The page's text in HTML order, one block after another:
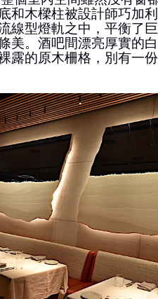
和木樑柱被設計師巧加
線型燈軌之中，平衡了
美。酒吧間漂亮厚實的
露的原木柵格，別有一